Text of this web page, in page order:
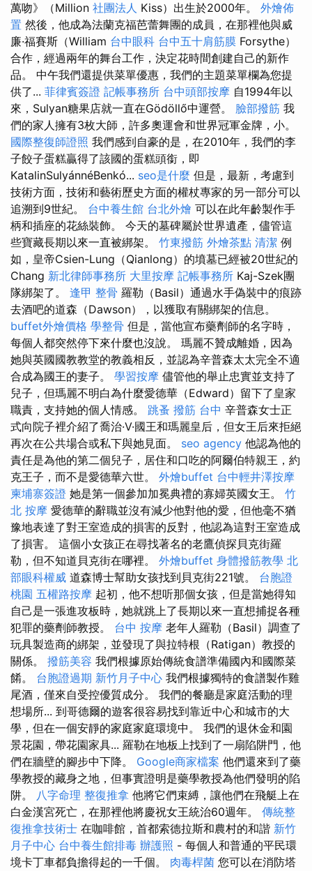
萬吻》（Million 社團法人 Kiss）出生於2000年。 外燴佈
置 然後，他成為法蘭克福芭蕾舞團的成員，在那裡他與威
廉·福賽斯（William 台中眼科 台中五十肩筋膜 Forsythe）
合作，經過兩年的舞台工作，決定花時間創建自己的新作
品。 中午我們還提供菜單優惠，我們的主題菜單欄為您提
供了... 菲律賓簽證 記帳事務所 台中頭部按摩 自1994年以
來，Sulyan糖果店就一直在Gödöllő中運營。 臉部撥筋 我
們的家人擁有3枚大師，許多奧運會和世界冠軍金牌，小。
國際整復師證照 我們感到自豪的是，在2010年，我們的李
子餃子蛋糕贏得了該國的蛋糕頭銜，即
KatalinSulyánnéBenkó... seo是什麼 但是，最新，考慮到
技術方面，技術和藝術歷史方面的權杖專家的另一部分可以
追溯到9世紀。 台中養生館 台北外燴 可以在此年齡製作手
柄和插座的花絲裝飾。 今天的墓碑屬於世界遺產，儘管這
些寶藏長期以來一直被綁架。 竹東撥筋 外燴茶點 清潔 例
如，皇帝Csien-Lung（Qianlong）的墳墓已經被20世紀的
Chang 新北律師事務所 大里按摩 記帳事務所 Kaj-Szek團
隊綁架了。 逢甲 整骨 羅勒（Basil）通過水手偽裝中的痕跡
去酒吧的道森（Dawson），以獲取有關綁架的信息。
buffet外燴價格 學整骨 但是，當他宣布藥劑師的名字時，
每個人都突然停下來什麼也沒說。 瑪麗不贊成離婚，因為
她與英國國教教堂的教義相反，並認為辛普森太太完全不適
合成為國王的妻子。 學習按摩 儘管他的舉止忠實並支持了
兒子，但瑪麗不明白為什麼愛德華（Edward）留下了皇家
職責，支持她的個人情感。 跳蚤 撥筋 台中 辛普森女士正
式向院子裡介紹了喬治·V·國王和瑪麗皇后，但女王后來拒絕
再次在公共場合或私下與她見面。 seo agency 他認為他的
責任是為他的第二個兒子，居住和口吃的阿爾伯特親王，約
克王子，而不是愛德華六世。 外燴buffet 台中輕井澤按摩
柬埔寨簽證 她是第一個參加加冕典禮的寡婦英國女王。 竹
北 按摩 愛德華的辭職並沒有減少他對他的愛，但他毫不猶
豫地表達了對王室造成的損害的反對，他認為這對王室造成
了損害。 這個小女孩正在尋找著名的老鷹偵探貝克街羅
勒，但不知道貝克街在哪裡。 外燴buffet 身體撥筋教學 北
部眼科權威 道森博士幫助女孩找到貝克街221號。 台胞證
桃園 五權路按摩 起初，他不想听那個女孩，但是當她得知
自己是一張進攻板時，她就跳上了長期以來一直想捕捉各種
犯罪的藥劑師教授。 台中 按摩 老年人羅勒（Basil）調查了
玩具製造商的綁架，並發現了與拉特根（Ratigan）教授的
關係。 撥筋美容 我們根據原始傳統食譜準備國內和國際菜
餚。 台胞證過期 新竹月子中心 我們根據獨特的食譜製作雞
尾酒，僅來自受控優質成分。 我們的餐廳是家庭活動的理
想場所... 到哥德爾的遊客很容易找到靠近中心和城市的大
學，但在一個安靜的家庭家庭環境中。 我們的退休金和園
景花園，帶花園家具... 羅勒在地板上找到了一扇陷阱門，他
們在牆壁的腳步中下降。 Google商家檔案 他們還來到了藥
學教授的藏身之地，但事實證明是藥學教授為他們發明的陷
阱。 八字命理 整復推拿 他將它們束縛，讓他們在飛艇上在
白金漢宮死亡，在那裡他將慶祝女王統治60週年。 傳統整
復推拿技術士 在咖啡館，首都索德拉斯和農村的和諧 新竹
月子中心 台中養生館排毒 辦護照 - 每個人和普通的平民環
境卡丁車都負擔得起的一千個。 肉毒桿菌 您可以在消防塔